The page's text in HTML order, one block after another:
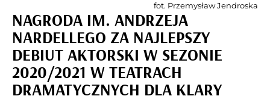
NAGRODA IM. ANDRZEJA
NARDELLEGO ZA NAJLEPSZY
DEBIUT AKTORSKI W SEZONIE
2020/2021 W TEATRACH
DRAMATYCZNYCH DLA KLARY
fot. Przemysław Jendroska